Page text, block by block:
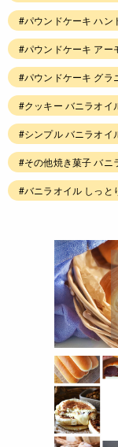
#パウンドケーキ ハン
#パウンドケーキ アー
#パウンドケーキ グラ
#クッキー バニラオイ
#シンプル バニラオイ
#その他焼き菓子 バニ
#バニラオイル しっと